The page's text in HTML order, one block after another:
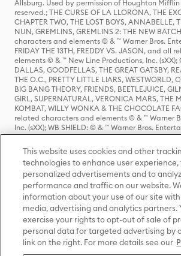
Allsburg. Used by permission of Houghton
reserved.; THE CURSE OF LA LLORONA, THE
CHAPTER TWO, THE LOST BOYS, ANNABELLE,
NUN, GREMLINS, GREMLINS 2: THE NEW
characters and elements © & ™ Warner Bros.
FRIDAY THE 13TH, FREDDY VS. JASON, and all
elements © & ™ New Line Productions, Inc. (sXX);
DALLAS, GOODFELLAS, THE GREAT GATSBY,
THE O.C., PRETTY LITTLE LIARS, WESTWORLD,
BIG BANG THEORY, FRIENDS, BEETLEJUICE,
GIRL, SUPERNATURAL, VERONICA MARS, THE
KOMBAT, WILLY WONKA & THE CHOCOLATE
related characters and elements © & ™ Warner
Inc. (sXX); WB SHIELD: © & ™ Warner Bros.
HOUSE OF THE DRAGON, GAME OF
characters and elements © & ™ Home Box Office,
ADVENTURES OF SABRINA, RIVERDALE © & ™
Entertainment Inc. Archie Comics and all
elements © & ™ Archie Comic Publications, Inc.
(sXX); SEINFELD and all related characters and
Rock Entertainment. (sXX); TED LASSO © & ™
Entertainment Inc. & Universal Television LLC
UNEXPECTED JOURNEY, THE HOBBIT: THE
THE HOBBIT: THE BATTLE OF THE FIVE ARMIES,
RINGS: THE FELLOWSHIP OF THE RING, THE
TWO TOWERS, THE LORD OF THE RINGS: THE
and the names of the characters, items, events
This website uses cookies and other
technologies to enhance user experience,
personalized advertisements and to
performance and traffic on our website.
information about your use of our site
media, advertising and analytics partners.
exercise your rights to opt-out of sale of
personal data for targeted advertising by
link on the right. For more details see our